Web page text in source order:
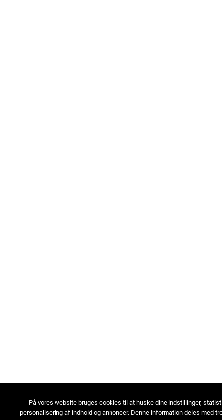
På vores website bruges cookies til at huske dine indstillinger,
personalisering af indhold og annoncer. Denne information deles med